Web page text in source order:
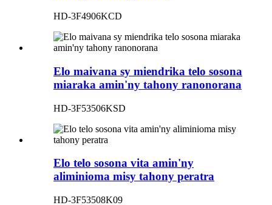
HD-3F4906KCD
Elo maivana sy miendrika telo sosona
miaraka amin'ny tahony ranonorana
HD-3F53506KSD
Elo telo sosona vita amin'ny
aliminioma misy tahony peratra
HD-3F53508K09